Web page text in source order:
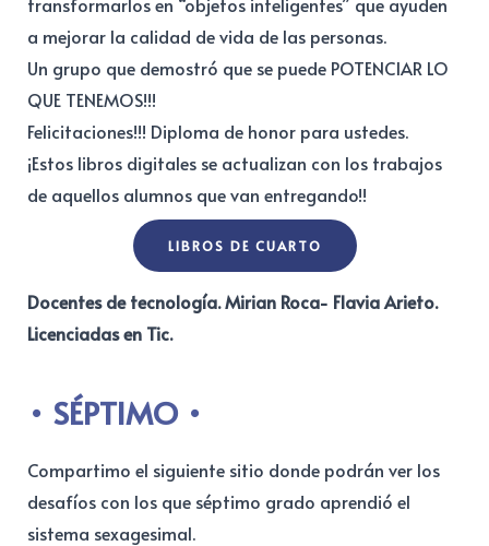
a mejorar la calidad de vida de las personas.
Un grupo que demostró que se puede POTENCIAR LO
QUE TENEMOS!!!
Felicitaciones!!! Diploma de honor para ustedes.
¡Estos libros digitales se actualizan con los trabajos
de aquellos alumnos que van entregando!!
LIBROS DE CUARTO
Docentes de tecnología. Mirian Roca- Flavia Arieto.
Licenciadas en Tic.
SÉPTIMO
Compartimo el siguiente sitio donde podrán ver los
desafíos con los que séptimo grado aprendió el
sistema sexagesimal.